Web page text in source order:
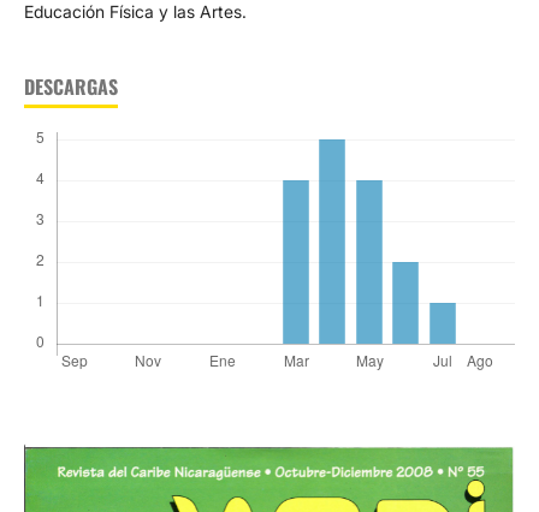
Educación Física y las Artes.
DESCARGAS